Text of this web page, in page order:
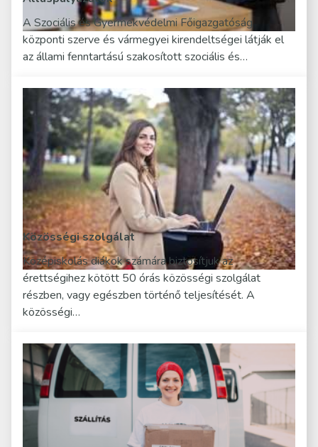
A Szociális és Gyermekvédelmi Főigazgatóság
központi szerve és vármegyei kirendeltségei látják el
az állami fenntartású szakosított szociális és…
Közösségi szolgálat
Középiskolás diákok számára biztosítjuk az
érettségihez kötött 50 órás közösségi szolgálat
részben, vagy egészben történő teljesítését. A
közösségi…